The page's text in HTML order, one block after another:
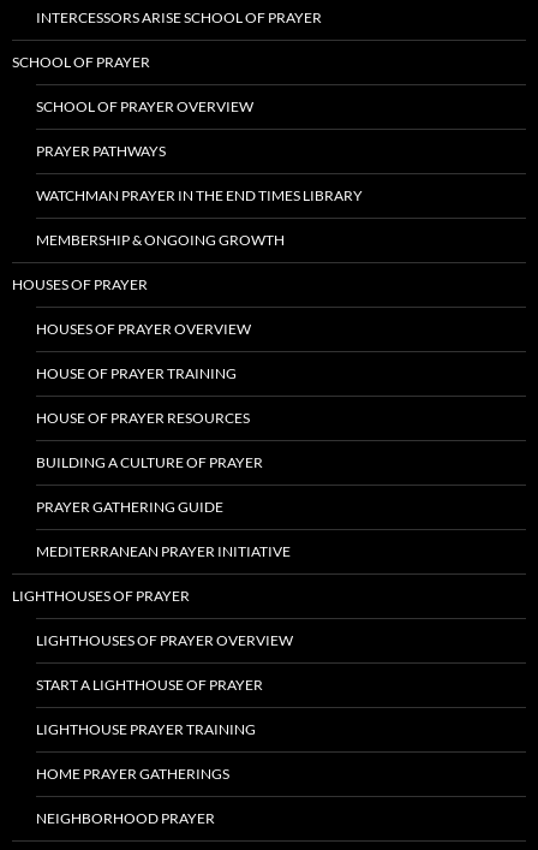
INTERCESSORS ARISE SCHOOL OF PRAYER
SCHOOL OF PRAYER
SCHOOL OF PRAYER OVERVIEW
PRAYER PATHWAYS
WATCHMAN PRAYER IN THE END TIMES LIBRARY
MEMBERSHIP & ONGOING GROWTH
HOUSES OF PRAYER
HOUSES OF PRAYER OVERVIEW
HOUSE OF PRAYER TRAINING
HOUSE OF PRAYER RESOURCES
BUILDING A CULTURE OF PRAYER
PRAYER GATHERING GUIDE
MEDITERRANEAN PRAYER INITIATIVE
LIGHTHOUSES OF PRAYER
LIGHTHOUSES OF PRAYER OVERVIEW
START A LIGHTHOUSE OF PRAYER
LIGHTHOUSE PRAYER TRAINING
HOME PRAYER GATHERINGS
NEIGHBORHOOD PRAYER